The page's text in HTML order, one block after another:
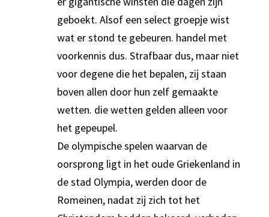
geboekt. Alsof een select groepje wist
wat er stond te gebeuren. handel met
voorkennis dus. Strafbaar dus, maar niet
voor degene die het bepalen, zij staan
boven allen door hun zelf gemaakte
wetten. die wetten gelden alleen voor
het gepeupel.
De olympische spelen waarvan de
oorsprong ligt in het oude Griekenland in
de stad Olympia, werden door de
Romeinen, nadat zij zich tot het